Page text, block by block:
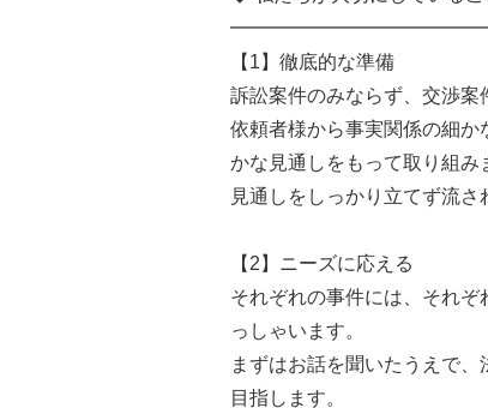
【1】徹底的な準備
訴訟案件のみならず、交渉案
依頼者様から事実関係の細
かな見通しをもって取り組み
見通しをしっかり立てず流さ
【2】ニーズに応える
それぞれの事件には、それ
っしゃいます。
まずはお話を聞いたうえで
目指します。